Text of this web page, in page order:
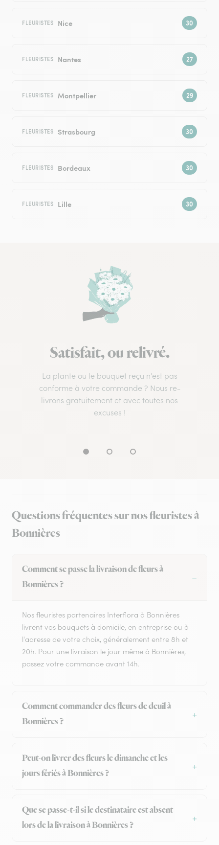
FLEURISTES Nice
FLEURISTES Nantes
FLEURISTES Montpellier
FLEURISTES Strasbourg
FLEURISTES Bordeaux
FLEURISTES Lille
Satisfait, ou relivré.
La plante ou le bouquet reçu n’est pas
conforme à votre commande ? Nous re-
livrons gratuitement et avec toutes nos
excuses !
Questions fréquentes sur nos fleuristes à
Bonnières
Comment se passe la livraison de fleurs à
Bonnières ?
Nos fleuristes partenaires Interflora à Bonnières
livrent vos bouquets à domicile, en entreprise ou à
l'adresse de votre choix, généralement entre 8h et
20h. Pour une livraison le jour même à Bonnières,
passez votre commande avant 14h.
Comment commander des fleurs de deuil à
Bonnières ?
Peut-on livrer des fleurs le dimanche et les
jours fériés à Bonnières ?
Que se passe-t-il si le destinataire est absent
lors de la livraison à Bonnières ?